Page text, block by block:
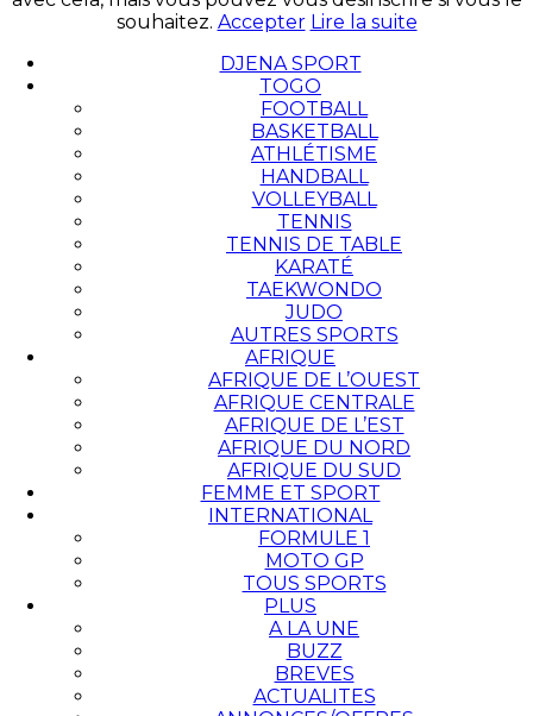
souhaitez. Accepter Lire la suite
DJENA SPORT
TOGO
FOOTBALL
BASKETBALL
ATHLÉTISME
HANDBALL
VOLLEYBALL
TENNIS
TENNIS DE TABLE
KARATÉ
TAEKWONDO
JUDO
AUTRES SPORTS
AFRIQUE
AFRIQUE DE L’OUEST
AFRIQUE CENTRALE
AFRIQUE DE L’EST
AFRIQUE DU NORD
AFRIQUE DU SUD
FEMME ET SPORT
INTERNATIONAL
FORMULE 1
MOTO GP
TOUS SPORTS
PLUS
A LA UNE
BUZZ
BREVES
ACTUALITES